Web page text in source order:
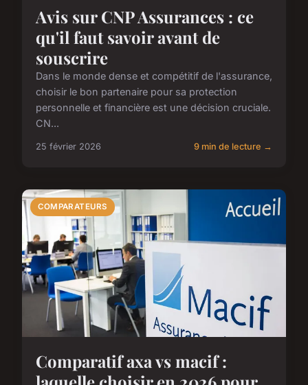
Avis sur CNP Assurances : ce
qu'il faut savoir avant de
souscrire
Dans le monde dense et compétitif de l'assurance,
choisir le bon partenaire pour sa protection
personnelle et financière est une décision cruciale.
CN...
25 février 2026 9 min de lecture →
COMPARATEURS
Comparatif axa vs macif :